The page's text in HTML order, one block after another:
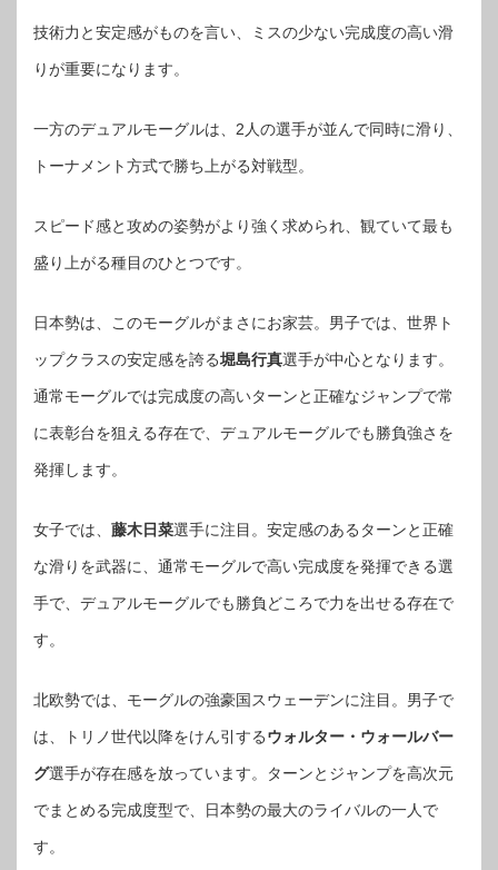
技術力と安定感がものを言い、ミスの少ない完成度の高い滑
りが重要になります。
一方のデュアルモーグルは、2人の選手が並んで同時に滑り、
トーナメント方式で勝ち上がる対戦型。
スピード感と攻めの姿勢がより強く求められ、観ていて最も
盛り上がる種目のひとつです。
日本勢は、このモーグルがまさにお家芸。男子では、世界ト
ップクラスの安定感を誇る堀島行真選手が中心となります。
通常モーグルでは完成度の高いターンと正確なジャンプで常
に表彰台を狙える存在で、デュアルモーグルでも勝負強さを
発揮します。
女子では、 藤木日菜選手に注目。安定感のあるターンと正確
な滑りを武器に、通常モーグルで高い完成度を発揮できる選
手で、デュアルモーグルでも勝負どころで力を出せる存在で
す。
北欧勢では、モーグルの強豪国スウェーデンに注目。男子で
は、トリノ世代以降をけん引するウォルター・ウォールバー
グ選手が存在感を放っています。ターンとジャンプを高次元
でまとめる完成度型で、日本勢の最大のライバルの一人で
す。